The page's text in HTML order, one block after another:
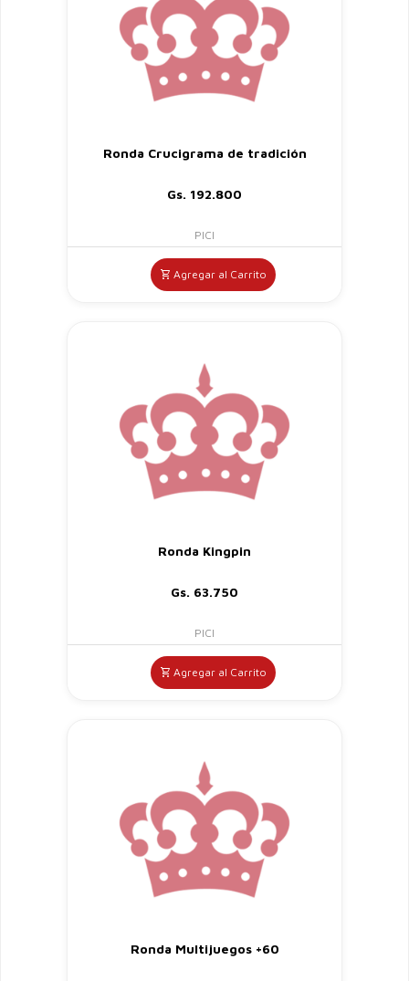
Ronda Crucigrama de tradición
Gs. 192.800
PICI
Agregar al Carrito
Ronda Kingpin
Gs. 63.750
PICI
Agregar al Carrito
Ronda Multijuegos +60